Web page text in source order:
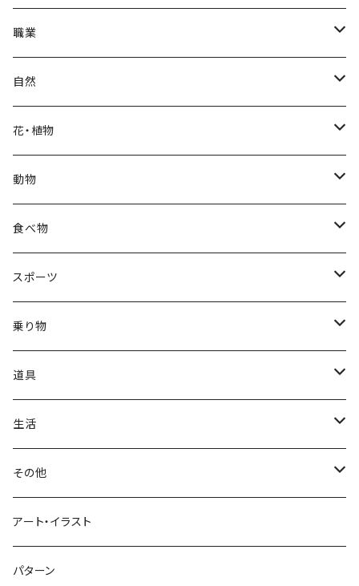
冬
中秋節
クリスマス
福袋
ブラックフライデー
ハロウィン
正月
端午の節句
結婚式
父の日
節分
パリ
ロシアン
アフリカン
日本
ヨーロッパ
トライバル
中国
北欧
赤ちゃん
女性
男性
子供
サンタクロース
七福神
金太郎
天使
シニア
おばけ
スケルトン
ジャックオランタン
職業
医者
自然
海
雲
星
雫
貝殻
山
木
川
月
太陽
花・植物
カーネーション
梅
桜
プルメリア
野バラ
牡丹
ひまわり
ハイビスカス
やしの木
動物
ネコ
ウマ
サイ
チンパンジー
トリ
ツル
カモメ
サカナ
イワシ
トラ
ウサギ
食べ物
スイーツ
かき氷
アイス
ドーナツ
フルーツ
スイカ
イチゴ
和食
お雑煮
鏡餅
野菜
ナス
トマト
飲み物
ビール
ソーダ
洋食
カレー
スポーツ
相撲
乗り物
車
道具
ファッション
サングラス
ビーチサンダル
文房具
はさみ
おりがみ
コスメ
遊具
生活
花粉症
風邪
ビジネス
その他
ハート
デジタル
アート・イラスト
パターン